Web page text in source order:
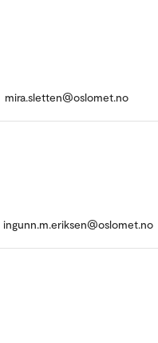
mira.sletten@oslomet.no
ingunn.m.eriksen@oslomet.no